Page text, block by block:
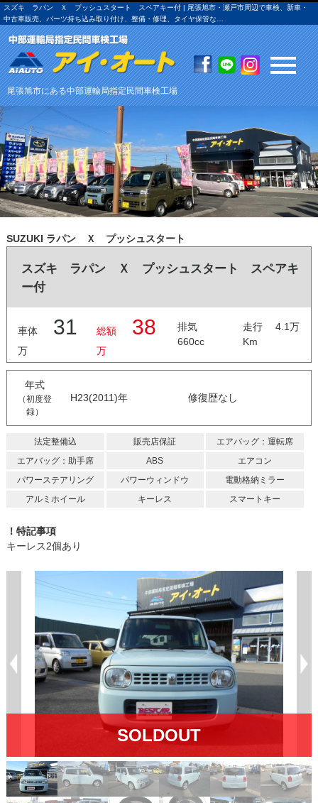
スズキ ラパン Ｘ プッシュスタート スペアキー付 | 尾張旭市・瀬戸市周辺で車検、新車・
中古車販売、パーツ持ち込み取り付け、整備・修理、タイヤ保管な…
尾張旭市にある中部運輸局指定民間車検工場
SUZUKI ラパン Ｘ プッシュスタート
スズキ ラパン Ｘ プッシュスタート スペアキ
ー付
車体 31
万
総額 38
万
排気
660cc
走行 4.1万
Km
年式
（初度登
録）
H23(2011)年 修復歴なし
法定整備込 販売店保証
エアバッグ：運転席
エアバッグ：助手席
ABS
エアコン
パワーステアリング
パワーウィンドウ
電動格納ミラー
アルミホイール
キーレス スマートキー
！特記事項
キーレス2個あり
SOLDOUT